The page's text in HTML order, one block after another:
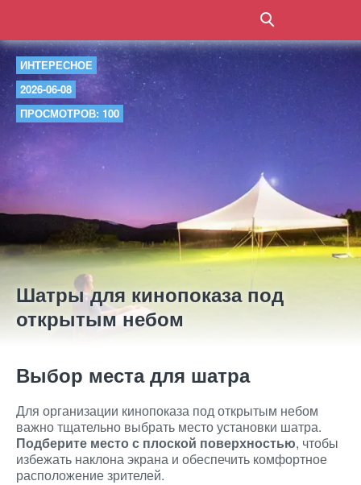
ИНТЕРЕСНОЕ
2026-06-08
ПРОСМОТРОВ: 100
Шатры для кинопоказа под
открытым небом
Выбор места для шатра
Для организации кинопоказа под открытым небом
важно тщательно выбрать место установки шатра.
Подберите место с плоской поверхностью, чтобы
избежать наклона экрана и обеспечить комфортное
расположение зрителей.